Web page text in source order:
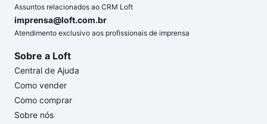
Assuntos relacionados ao CRM Loft
imprensa@loft.com.br
Atendimento exclusivo aos profissionais de imprensa
Sobre a Loft
Central de Ajuda
Como vender
Como comprar
Sobre nós